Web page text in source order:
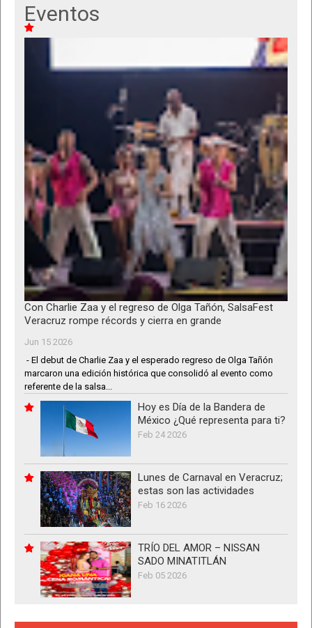
Eventos
Con Charlie Zaa y el regreso de Olga Tañón, SalsaFest
Veracruz rompe récords y cierra en grande
Jun 15 2026
- El debut de Charlie Zaa y el esperado regreso de Olga Tañón
marcaron una edición histórica que consolidó al evento como
referente de la salsa...
Hoy es Día de la Bandera de
México ¿Qué representa para ti?
Feb 24 2026
Lunes de Carnaval en Veracruz;
estas son las actividades
Feb 16 2026
TRÍO DEL AMOR – NISSAN
SADO MINATITLÁN
Feb 05 2026